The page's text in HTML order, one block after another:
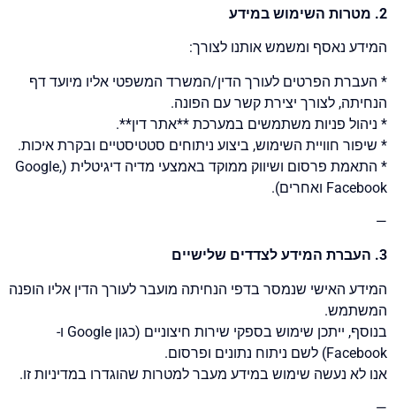
2. מטרות השימוש במידע
המידע נאסף ומשמש אותנו לצורך:
* העברת הפרטים לעורך הדין/המשרד המשפטי אליו מיועד דף
הנחיתה, לצורך יצירת קשר עם הפונה.
* ניהול פניות משתמשים במערכת **אתר דין**.
* שיפור חוויית השימוש, ביצוע ניתוחים סטטיסטיים ובקרת איכות.
* התאמת פרסום ושיווק ממוקד באמצעי מדיה דיגיטלית (Google,
Facebook ואחרים).
—
3. העברת המידע לצדדים שלישיים
המידע האישי שנמסר בדפי הנחיתה מועבר לעורך הדין אליו הופנה
המשתמש.
בנוסף, ייתכן שימוש בספקי שירות חיצוניים (כגון Google ו-
Facebook) לשם ניתוח נתונים ופרסום.
אנו לא נעשה שימוש במידע מעבר למטרות שהוגדרו במדיניות זו.
—